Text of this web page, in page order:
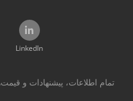
LinkedIn
تمام اطلاعات، پیشنهادات و